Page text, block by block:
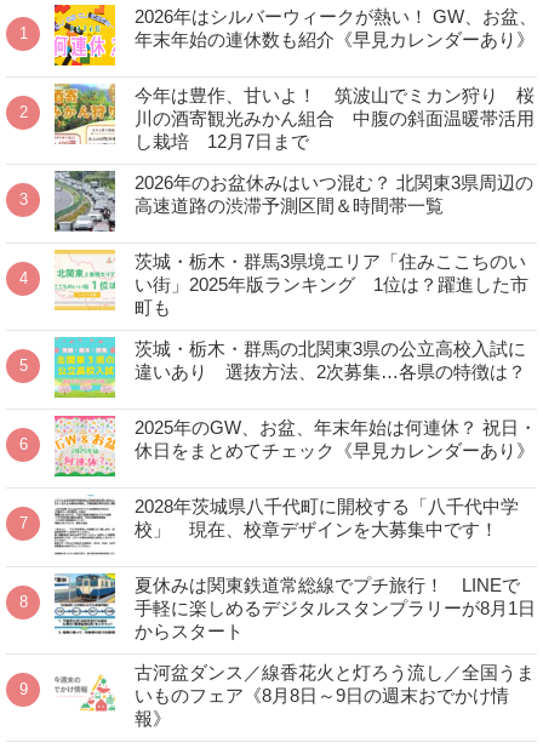
2026年はシルバーウィークが熱い！ GW、お盆、
年末年始の連休数も紹介《早見カレンダーあり》
今年は豊作、甘いよ！ 筑波山でミカン狩り 桜
川の酒寄観光みかん組合 中腹の斜面温暖帯活用
し栽培 12月7日まで
2026年のお盆休みはいつ混む？ 北関東3県周辺の
高速道路の渋滞予測区間＆時間帯一覧
茨城・栃木・群馬3県境エリア「住みここちのい
い街」2025年版ランキング 1位は？躍進した市
町も
茨城・栃木・群馬の北関東3県の公立高校入試に
違いあり 選抜方法、2次募集…各県の特徴は？
2025年のGW、お盆、年末年始は何連休？ 祝日・
休日をまとめてチェック《早見カレンダーあり》
2028年茨城県八千代町に開校する「八千代中学
校」 現在、校章デザインを大募集中です！
夏休みは関東鉄道常総線でプチ旅行！ LINEで
手軽に楽しめるデジタルスタンプラリーが8月1日
からスタート
古河盆ダンス／線香花火と灯ろう流し／全国うま
いものフェア《8月8日～9日の週末おでかけ情
報》